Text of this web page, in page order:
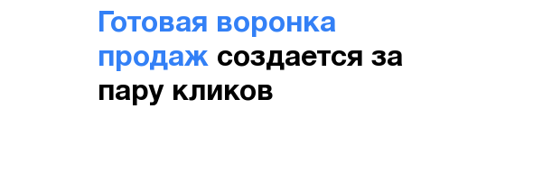
Готовая воронка
продаж создается за
пару кликов